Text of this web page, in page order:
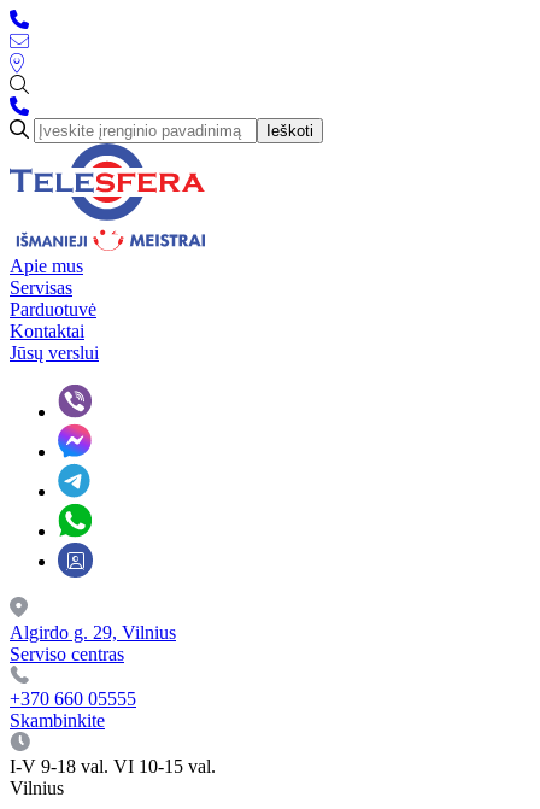
Ieškoti
Apie mus
Servisas
Parduotuvė
Kontaktai
Jūsų verslui
Algirdo g. 29, Vilnius
Serviso centras
+370 660 05555
Skambinkite
I-V 9-18 val. VI 10-15 val.
Vilnius